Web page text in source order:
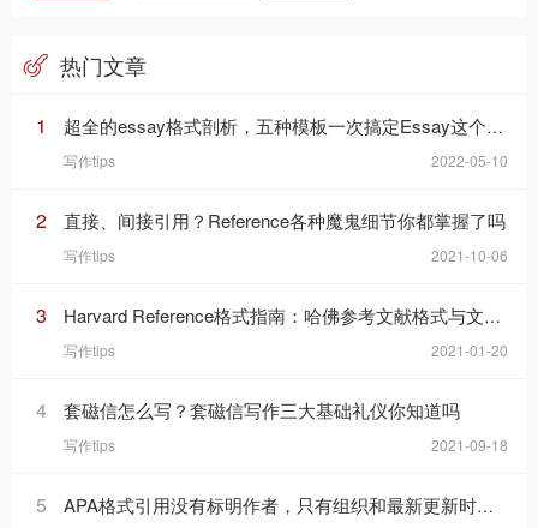
热门文章
1 超全的essay格式剖析，五种模板一次搞定Essay这个“八股文”
写作tips 2022-05-10
2 直接、间接引用？Reference各种魔鬼细节你都掌握了吗
写作tips 2021-10-06
3 Harvard Reference格式指南：哈佛参考文献格式与文内引用格式
写作tips 2021-01-20
4 套磁信怎么写？套磁信写作三大基础礼仪你知道吗
写作tips 2021-09-18
5 APA格式引用没有标明作者，只有组织和最新更新时间的网页，在reference list里要怎么写